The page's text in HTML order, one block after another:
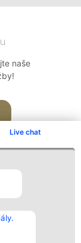
Live chat
naše